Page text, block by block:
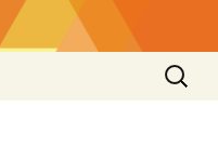
Ricerca
per: